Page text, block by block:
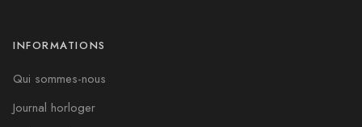
INFORMATIONS
Qui sommes-nous
Journal horloger